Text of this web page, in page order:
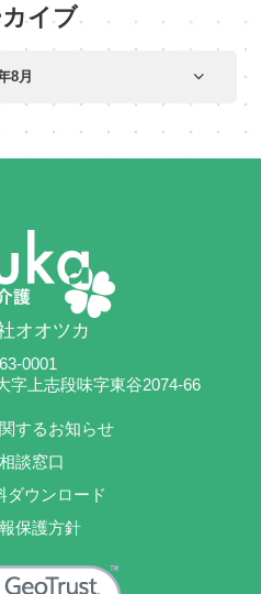
イブ
オオツカ
0001
字上志段味字東谷2074-66
するお知らせ
談窓口
ダウンロード
保護方針